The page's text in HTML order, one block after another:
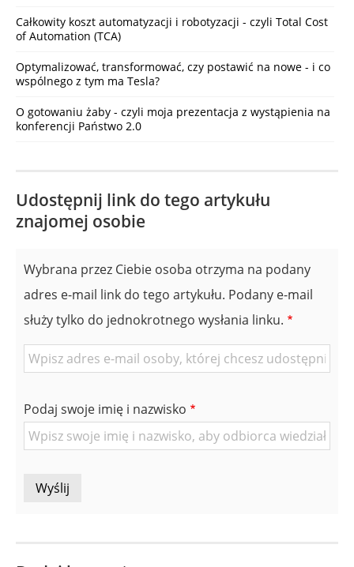
Całkowity koszt automatyzacji i robotyzacji - czyli Total Cost
of Automation (TCA)
Optymalizować, transformować, czy postawić na nowe - i co
wspólnego z tym ma Tesla?
O gotowaniu żaby - czyli moja prezentacja z wystąpienia na
konferencji Państwo 2.0
Udostępnij link do tego artykułu
znajomej osobie
Wybrana przez Ciebie osoba otrzyma na podany
adres e-mail link do tego artykułu. Podany e-mail
służy tylko do jednokrotnego wysłania linku.
E-
znajomej
Osoby
Podaj swoje imię i nazwisko